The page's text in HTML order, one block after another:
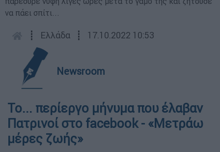
να πάει σπίτι...
┋ Ελλάδα ┋ 17.10.2022 10:53
Newsroom
Το... περίεργο μήνυμα που έλαβαν
Πατρινοί στο facebook - «Μετράω
μέρες ζωής»